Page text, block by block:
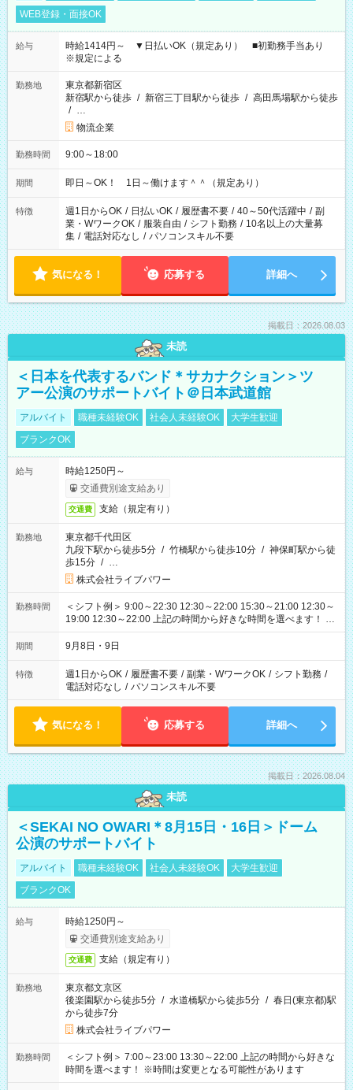
WEB登録・面接OK
給与
時給1414円～ ▼日払いOK（規定あり） ■初勤務手当あり
※規定による
勤務地
東京都新宿区
新宿駅から徒歩 / 新宿三丁目駅から徒歩 / 高田馬場駅から徒歩
/ …
物流企業
勤務時間 9:00～18:00
期間 即日～OK！ 1日～働けます＾＾（規定あり）
特徴 週1日からOK / 日払いOK / 履歴書不要 / 40～50代活躍中 / 副
業・WワークOK / 服装自由 / シフト勤務 / 10名以上の大量募
集 / 電話対応なし / パソコンスキル不要
気になる！ 応募する 詳細へ
掲載日：2026.08.03
未読
＜日本を代表するバンド＊サカナクション＞ツ
アー公演のサポートバイト＠日本武道館
アルバイト 職種未経験OK 社会人未経験OK
大学生歓迎
ブランクOK
給与
時給1250円～
交通費別途支給あり
交通費 支給（規定有り）
勤務地
東京都千代田区
九段下駅から徒歩5分 / 竹橋駅から徒歩10分 / 神保町駅から徒
歩15分 / …
株式会社ライブパワー
勤務時間
＜シフト例＞ 9:00～22:30 12:30～22:00 15:30～21:00 12:30～
19:00 12:30～22:00 上記の時間から好きな時間を選べます！ ※
時間は変更となる可能性があります
期間 9月8日・9日
特徴 週1日からOK / 履歴書不要 / 副業・WワークOK / シフト勤務 /
電話対応なし / パソコンスキル不要
気になる！ 応募する 詳細へ
掲載日：2026.08.04
未読
＜SEKAI NO OWARI＊8月15日・16日＞ドーム
公演のサポートバイト
アルバイト 職種未経験OK 社会人未経験OK
大学生歓迎
ブランクOK
給与
時給1250円～
交通費別途支給あり
交通費 支給（規定有り）
勤務地
東京都文京区
後楽園駅から徒歩5分 / 水道橋駅から徒歩5分 / 春日(東京都)駅
から徒歩7分
株式会社ライブパワー
勤務時間
＜シフト例＞ 7:00～23:00 13:30～22:00 上記の時間から好きな
時間を選べます！ ※時間は変更となる可能性があります